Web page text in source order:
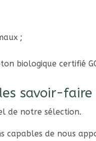
;
biologique certifié
savoir-faire
de notre sélection.
capables de nous